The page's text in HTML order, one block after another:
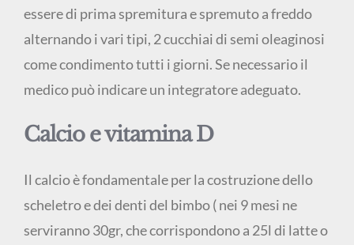
essere di prima spremitura e spremuto a freddo
alternando i vari tipi, 2 cucchiai di semi oleaginosi
come condimento tutti i giorni. Se necessario il
medico può indicare un integratore adeguato.
Calcio e vitamina D
Il calcio è fondamentale per la costruzione dello
scheletro e dei denti del bimbo ( nei 9 mesi ne
serviranno 30gr, che corrispondono a 25l di latte o